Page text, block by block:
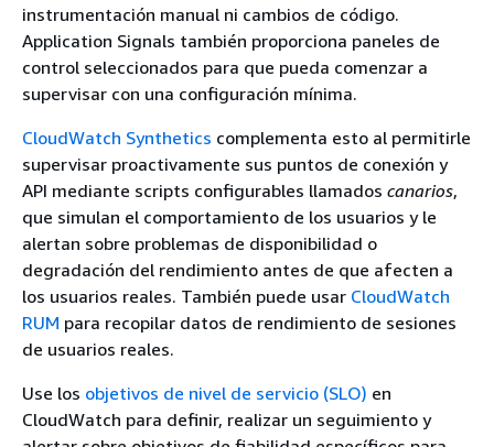
instrumentación manual ni cambios de código.
Application Signals también proporciona paneles de
control seleccionados para que pueda comenzar a
supervisar con una configuración mínima.
CloudWatch Synthetics complementa esto al permitirle
supervisar proactivamente sus puntos de conexión y
API mediante scripts configurables llamados canarios,
que simulan el comportamiento de los usuarios y le
alertan sobre problemas de disponibilidad o
degradación del rendimiento antes de que afecten a
los usuarios reales. También puede usar CloudWatch
RUM para recopilar datos de rendimiento de sesiones
de usuarios reales.
Use los objetivos de nivel de servicio (SLO) en
CloudWatch para definir, realizar un seguimiento y